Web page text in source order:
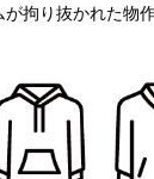
が拘り抜かれた物